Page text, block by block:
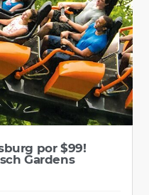
por $99!
Gardens